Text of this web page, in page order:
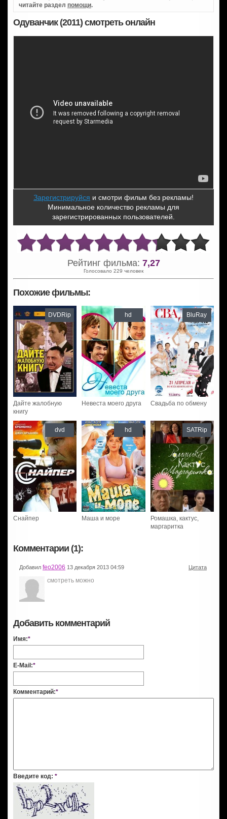
читайте раздел помощи.
Одуванчик (2011) смотреть онлайн
Зарегистрируйся и смотри фильм без рекламы!
Минимальное количество рекламы для
зарегистрированных пользователей.
Рейтинг фильма: 7,27
Голосовало 229 человек
Похожие фильмы:
Дайте жалобную
книгу
DVDRip
Невеста моего друга
hd
Свадьба по обмену
BluRay
Снайпер
dvd
Маша и море
hd
Ромашка, кактус,
маргаритка
SATRip
Комментарии (1):
Добавил feo2006 13 декабря 2013 04:59 Цитата
смотреть можно
Добавить комментарий
Имя:*
E-Mail:*
Комментарий:*
Введите код: *